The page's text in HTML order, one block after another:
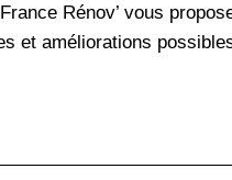
Rénov’ vous
et améliorations